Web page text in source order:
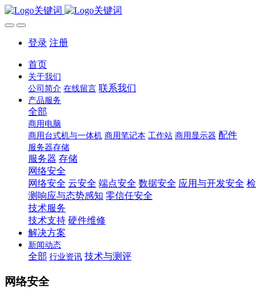
登录 注册
首页
关于我们
公司简介 在线留言 联系我们
产品服务
全部
商用电脑
商用台式机与一体机 商用笔记本 工作站 商用显示器 配件
服务器存储
服务器 存储
网络安全
网络安全 云安全 端点安全 数据安全 应用与开发安全 检
测响应与态势感知 零信任安全
技术服务
技术支持 硬件维修
解决方案
新闻动态
全部 行业资讯 技术与测评
网络安全